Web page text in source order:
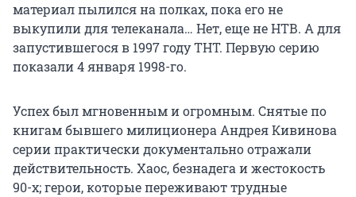
материал пылился на полках, пока его не
выкупили для телеканала… Нет, еще не НТВ. А для
запустившегося в 1997 году ТНТ. Первую серию
показали 4 января 1998-го.
Успех был мгновенным и огромным. Снятые по
книгам бывшего милиционера Андрея Кивинова
серии практически документально отражали
действительность. Хаос, безнадега и жестокость
90-х; герои, которые переживают трудные